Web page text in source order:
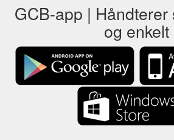
GCB-app | Håndterer
og enkelt